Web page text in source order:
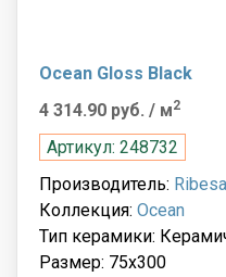
Ocean Gloss Black
4 314.90 руб. / м2
Артикул: 248732
Производитель:
Коллекция: Ocean
Тип керамики:
Размер: 75x300